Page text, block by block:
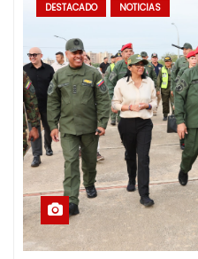
DESTACADO NOTICIAS